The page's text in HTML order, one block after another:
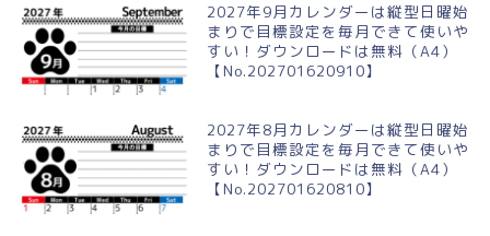
2027年9月カレンダーは縦型日曜始
まりで目標設定を毎月できて使いや
すい！ダウンロードは無料（A4）
【No.202701620910】
2027年8月カレンダーは縦型日曜始
まりで目標設定を毎月できて使いや
すい！ダウンロードは無料（A4）
【No.202701620810】